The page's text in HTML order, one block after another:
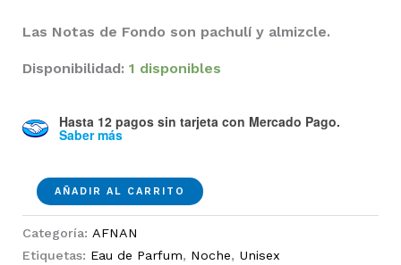
Las Notas de Fondo son pachulí y almizcle.
Disponibilidad: 1 disponibles
Hasta 12 pagos sin tarjetacon Mercado Pago.
Saber más
Zimaya
Oud
Is
Great
AÑADIR AL CARRITO
Categoría: AFNAN
Etiquetas: Eau de Parfum, Noche, Unisex